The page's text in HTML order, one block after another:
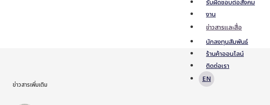
รับผิดชอบต่อสังคม
งาน
ข่าวสารและสื่อ
นักลงทุนสัมพันธ์
ร้านค้าออนไลน์
ติดต่อเรา
EN
ข่าวสารเพิ่มเติม